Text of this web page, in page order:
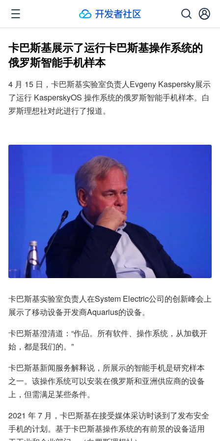
卡巴斯基展示了运行卡巴斯基操作系统的
俄罗斯智能手机样本
4 月 15 日，卡巴斯基实验室负责人Evgeny Kaspersky展示
了运行 KasperskyOS 操作系统的俄罗斯智能手机样本。白
罗斯理想社对此进行了报道。
卡巴斯基实验室负责人在System Electric公司的创新峰会上
展示了移动设备开发商Aquarius的设备。
卡巴斯基澄清道：“作品。所有软件、操作系统，从加载开
始，都是我们的。”
卡巴斯基新闻服务解释说，所展示的智能手机是研究样本
之一。该操作系统可以安装在俄罗斯和亚洲供应商的设备
上，但需满足某些条件。
2021 年 7 月，卡巴斯基在接受媒体采访时谈到了发布安全
手机的计划。基于卡巴斯基操作系统的有前景的设备适用